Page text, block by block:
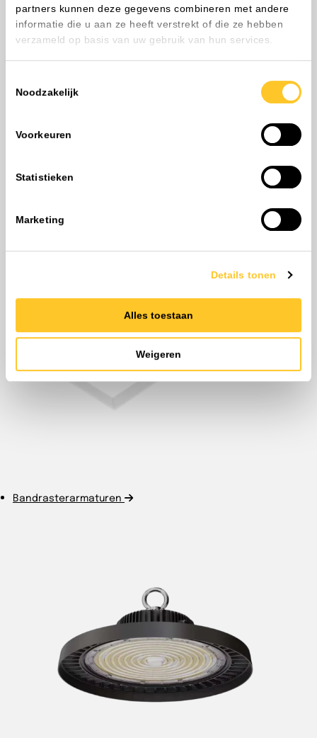
partners kunnen deze gegevens combineren met andere
informatie die u aan ze heeft verstrekt of die ze hebben
verzameld op basis van uw gebruik van hun services.
Noodzakelijk
Voorkeuren
Statistieken
Marketing
Details tonen
Alles toestaan
Weigeren
Contact opnemen
Nieuwsbrief
We gebruiken je gegevens om contact
Bandrasterarmaturen